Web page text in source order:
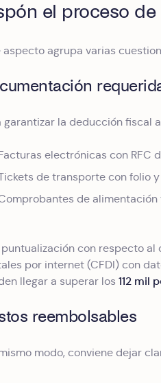
el proceso
aspecto agrupa varias
garantizar la deducción fiscal
electrónicas con RFC
de transporte con folio
de
puntualización con respecto
por internet (CFDI) con
llegar a superar los 112 mil
reembolsables
modo, conviene dejar